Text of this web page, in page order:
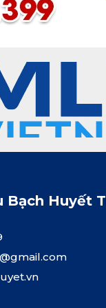
từ
đến quá
hứng
dẫn lưu
và các
khỏe tự
vì sao
là một
lòng tận
Bạch Huyết